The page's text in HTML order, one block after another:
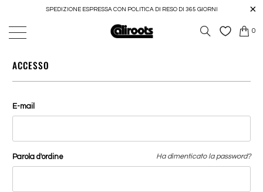
SPEDIZIONE ESPRESSA CON POLITICA DI RESO DI 365 GIORNI
0
ACCESSO
E-mail
Ha dimenticato la password?
Parola d'ordine